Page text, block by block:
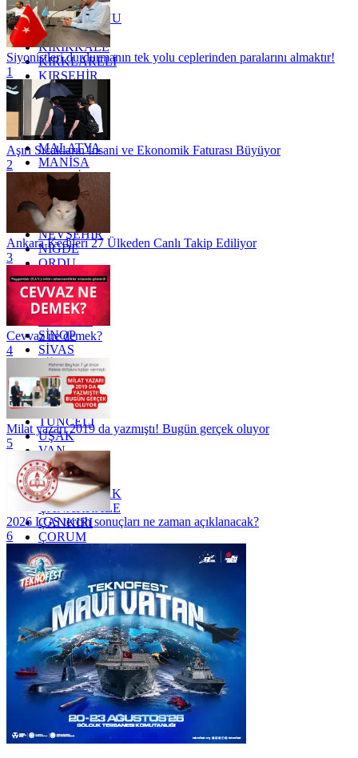
KARS
KASTAMONU
KAYSERİ
KIRIKKALE
KIRKLARELİ
KIRŞEHİR
KOCAELİ
KONYA
KÜTAHYA
KİLİS
MALATYA
MANİSA
MARDİN
MERSİN
MUĞLA
MUŞ
NEVŞEHİR
NİĞDE
ORDU
OSMANİYE
RİZE
SAKARYA
SAMSUN
SİNOP
SİVAS
SİİRT
TEKİRDAĞ
TOKAT
TRABZON
TUNCELİ
UŞAK
VAN
YALOVA
YOZGAT
ZONGULDAK
ÇANAKKALE
ÇANKIRI
ÇORUM
İSTANBUL
İZMİR
ŞANLIURFA
ŞIRNAK
Siyonistleri durdurmanın tek yolu ceplerinden paralarını almaktır!
1
Aşırı Sıcakların İnsani ve Ekonomik Faturası Büyüyor
2
Ankara Kedileri 27 Ülkeden Canlı Takip Ediliyor
3
Cevvaz ne demek?
4
Milat yazarı 2019 da yazmıştı! Bugün gerçek oluyor
5
2026 LGS tercih sonuçları ne zaman açıklanacak?
6